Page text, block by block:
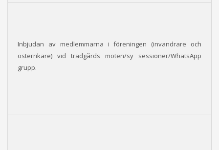
Inbjudan av medlemmarna i föreningen (invandrare och
österrikare) vid trädgårds möten/sy sessioner/WhatsApp
grupp.